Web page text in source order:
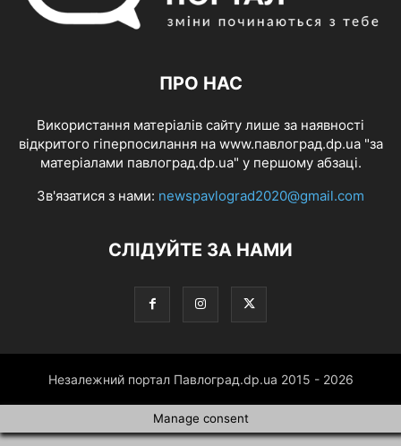
ПРО НАС
Використання матеріалів сайту лише за наявності
відкритого гіперпосилання на www.павлоград.dp.ua "за
матеріалами павлоград.dp.ua" у першому абзаці.
Зв'язатися з нами: newspavlograd2020@gmail.com
СЛІДУЙТЕ ЗА НАМИ
Незалежний портал Павлоград.dp.ua 2015 - 2026
Manage consent